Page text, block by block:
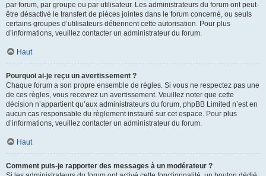
par forum, par groupe ou par utilisateur. Les administrateurs du forum ont peut-
être désactivé le transfert de pièces jointes dans le forum concerné, ou seuls
certains groupes d’utilisateurs détiennent cette autorisation. Pour plus
d’informations, veuillez contacter un administrateur du forum.
Haut
Pourquoi ai-je reçu un avertissement ?
Chaque forum a son propre ensemble de règles. Si vous ne respectez pas une
de ces règles, vous recevrez un avertissement. Veuillez noter que cette
décision n’appartient qu’aux administrateurs du forum, phpBB Limited n’est en
aucun cas responsable du règlement instauré sur cet espace. Pour plus
d’informations, veuillez contacter un administrateur du forum.
Haut
Comment puis-je rapporter des messages à un modérateur ?